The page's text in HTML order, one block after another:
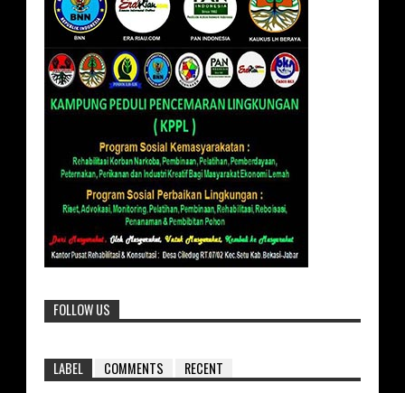
FOLLOW US
LABEL COMMENTS RECENT